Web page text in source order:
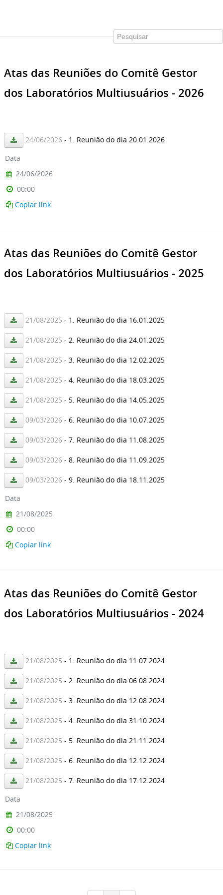
Atas das Reuniões do Comitê Gestor
dos Laboratórios Multiusuários - 2026
24/06/2026 - 1. Reunião do dia 20.01.2026
Data
24/06/2026
00:00
Copiar link
Atas das Reuniões do Comitê Gestor
dos Laboratórios Multiusuários - 2025
21/08/2025 - 1. Reunião do dia 16.01.2025
21/08/2025 - 2. Reunião do dia 24.01.2025
21/08/2025 - 3. Reunião do dia 12.02.2025
21/08/2025 - 4. Reunião do dia 18.03.2025
21/08/2025 - 5. Reunião do dia 14.05.2025
09/03/2026 - 6. Reunião do dia 10.07.2025
09/03/2026 - 7. Reunião do dia 11.08.2025
09/03/2026 - 8. Reunião do dia 11.09.2025
09/03/2026 - 9. Reunião do dia 18.11.2025
Data
21/08/2025
00:00
Copiar link
Atas das Reuniões do Comitê Gestor
dos Laboratórios Multiusuários - 2024
21/08/2025 - 1. Reunião do dia 11.07.2024
21/08/2025 - 2. Reunião do dia 06.08.2024
21/08/2025 - 3. Reunião do dia 12.08.2024
21/08/2025 - 4. Reunião do dia 31.10.2024
21/08/2025 - 5. Reunião do dia 21.11.2024
21/08/2025 - 6. Reunião do dia 12.12.2024
21/08/2025 - 7. Reunião do dia 17.12.2024
Data
21/08/2025
00:00
Copiar link